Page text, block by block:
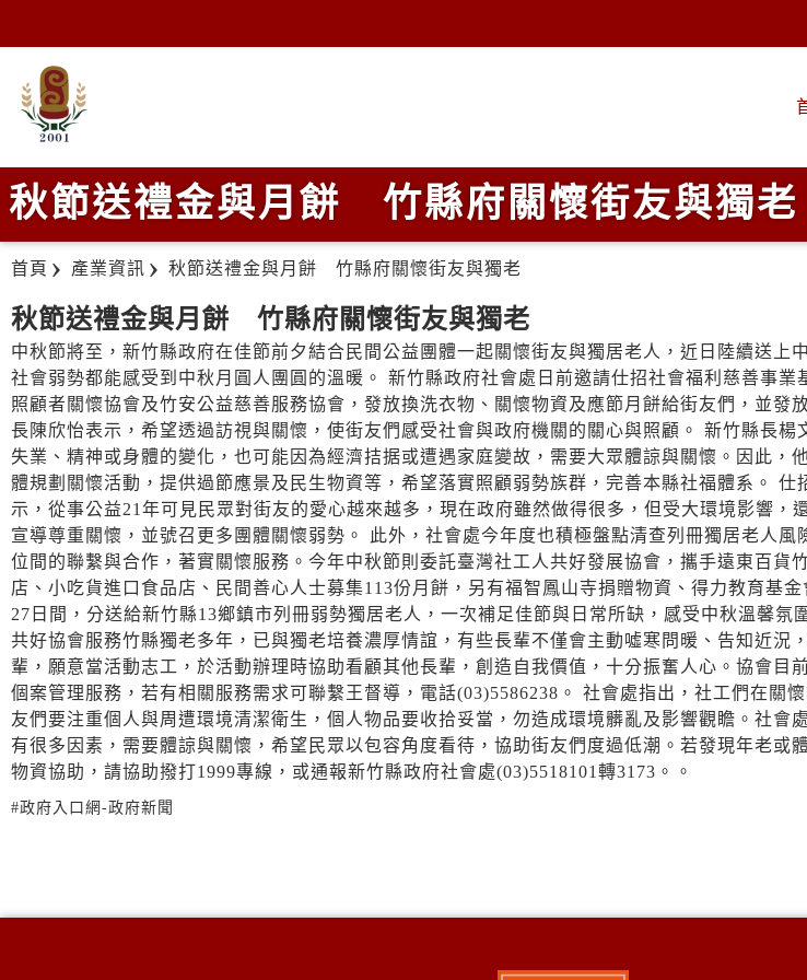
秋節送禮金與月餅 竹縣府關懷街友與獨老
首頁 產業資訊 秋節送禮金與月餅 竹縣府關懷街友與獨老
秋節送禮金與月餅 竹縣府關懷街友與獨老
中秋節將至，新竹縣政府在佳節前夕結合民間公益團體一起關懷街友與獨居老人，近日陸續送上
社會弱勢都能感受到中秋月圓人團圓的溫暖。 新竹縣政府社會處日前邀請仕招社會福利慈善事業
照顧者關懷協會及竹安公益慈善服務協會，發放換洗衣物、關懷物資及應節月餅給街友們，並發
長陳欣怡表示，希望透過訪視與關懷，使街友們感受社會與政府機關的關心與照顧。 新竹縣長楊
失業、精神或身體的變化，也可能因為經濟拮据或遭遇家庭變故，需要大眾體諒與關懷。因此，
體規劃關懷活動，提供過節應景及民生物資等，希望落實照顧弱勢族群，完善本縣社福體系。 仕
示，從事公益21年可見民眾對街友的愛心越來越多，現在政府雖然做得很多，但受大環境影響，
宣導尊重關懷，並號召更多團體關懷弱勢。 此外，社會處今年度也積極盤點清查列冊獨居老人風
位間的聯繫與合作，著實關懷服務。今年中秋節則委託臺灣社工人共好發展協會，攜手遠東百貨
店、小吃貨進口食品店、民間善心人士募集113份月餅，另有福智鳳山寺捐贈物資、得力教育基
27日間，分送給新竹縣13鄉鎮市列冊弱勢獨居老人，一次補足佳節與日常所缺，感受中秋溫馨氛
共好協會服務竹縣獨老多年，已與獨老培養濃厚情誼，有些長輩不僅會主動噓寒問暖、告知近況
輩，願意當活動志工，於活動辦理時協助看顧其他長輩，創造自我價值，十分振奮人心。協會目
個案管理服務，若有相關服務需求可聯繫王督導，電話(03)5586238。 社會處指出，社工們在關
友們要注重個人與周遭環境清潔衛生，個人物品要收拾妥當，勿造成環境髒亂及影響觀瞻。社會
有很多因素，需要體諒與關懷，希望民眾以包容角度看待，協助街友們度過低潮。若發現年老或
物資協助，請協助撥打1999專線，或通報新竹縣政府社會處(03)5518101轉3173。。
#政府入口網-政府新聞